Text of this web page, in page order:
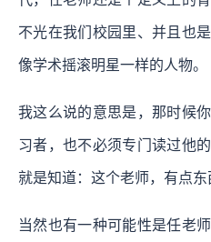
不光在我们校园里、并且也
像学术摇滚明星一样的人物。
我这么说的意思是，那时候
习者，也不必须专门读过他
就是知道：这个老师，有点东
当然也有一种可能性是任老